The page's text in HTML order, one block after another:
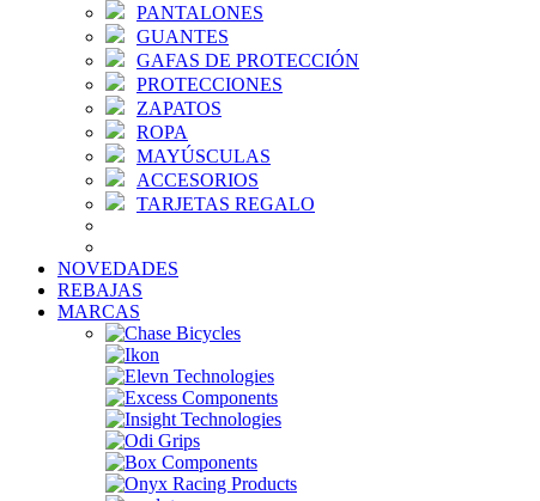
PANTALONES
GUANTES
GAFAS DE PROTECCIÓN
PROTECCIONES
ZAPATOS
ROPA
MAYÚSCULAS
ACCESORIOS
TARJETAS REGALO
NOVEDADES
REBAJAS
MARCAS